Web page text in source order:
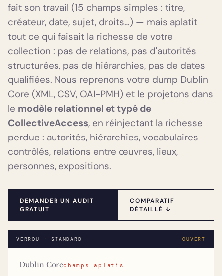
fait son travail (15 champs simples : titre,
créateur, date, sujet, droits…) — mais aplatit
tout ce qui faisait la richesse de votre
collection : pas de relations, pas d'autorités
structurées, pas de hiérarchies, pas de dates
qualifiées. Nous reprenons votre dump Dublin
Core (XML, CSV, OAI-PMH) et le projetons dans
le modèle relationnel et typé de
CollectiveAccess, en réinjectant la richesse
perdue : autorités, hiérarchies, vocabulaires
contrôlés, relations entre œuvres, lieux,
personnes, expositions.
DEMANDER UN AUDIT
GRATUIT
COMPARATIF
DÉTAILLÉ ↓
VERROU · STANDARD OUVERT
Dublin Corechamps aplatis